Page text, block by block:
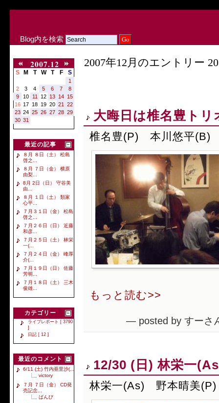
Blog内を検索
2007.12
S M T W T F S
1
2
3 4 5 6 7
8
9
10 11 12 13 14 15
16 17 18 19 20 21
22
23 24 25 26 27 28 29
30 31
最近の記事
８月 ８日（土） 松島
啓之...
８月 ７日（金） 横原
由梨...
8月 2日（日） 守谷美
由...
８月 １日（土） 類家
心平...
７月３１日（金） 松島
啓之...
７月２６日（日） 近藤
和彦...
７月２５日（土） 林栄
一(...
７月２４日（金） 峰厚
介(...
７月１９日（日） 佐藤
芳明...
７月１８日（土） 三木
俊雄...
カテゴリー
ライブレポート [ 3790
]
日記 [ 12 ]
最近のコメント
6/11 (土) 竹内亜里沙(...
victory
７月 ７日（金） CD発
売記念...
ばんび
2007年12月のエントリー
大晦日は椎名豊トリ
椎名豊(P) 本川悠平(B)
もっと読む>>
— posted by すーさ
12/30 (日) 林栄一
林栄一(As) 野本晴美(P)